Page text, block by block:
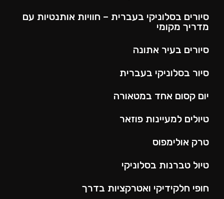
סיורים בסלוניקי בעברית – חוויות אותנטיות עם
מדריך מקומי
סיורים בעיר אתונה
סיור בסלוניקי בעברית
יום קסום אחד במטאורה
טיולים למעיינות פוזאר
טרק אולימפוס
טיול טברנות בסלוניקי
חופי חלקידיקי ואטרקציות בדרך